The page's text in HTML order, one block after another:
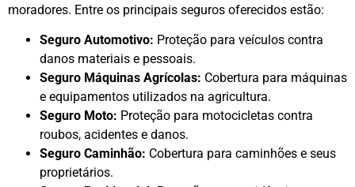
moradores. Entre os principais seguros oferecidos estão:
Seguro Automotivo: Proteção para veículos contra
danos materiais e pessoais.
Seguro Máquinas Agrícolas: Cobertura para máquinas
e equipamentos utilizados na agricultura.
Seguro Moto: Proteção para motocicletas contra
roubos, acidentes e danos.
Seguro Caminhão: Cobertura para caminhões e seus
proprietários.